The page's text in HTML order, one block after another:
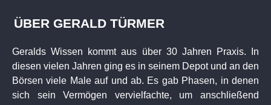
ÜBER GERALD TÜRMER
Geralds Wissen kommt aus über 30 Jahren Praxis. In
diesen vielen Jahren ging es in seinem Depot und an den
Börsen viele Male auf und ab. Es gab Phasen, in denen
sich sein Vermögen vervielfachte, um anschließend